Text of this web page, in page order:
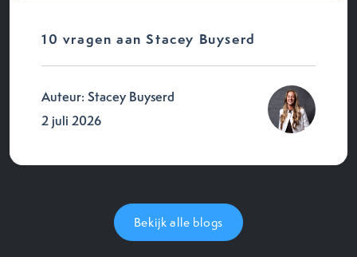
10 vragen aan Stacey Buyserd
Auteur: Stacey Buyserd
2 juli 2026
Bekijk alle blogs